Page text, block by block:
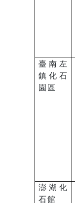
臺南左
鎮化石
園區
澎湖化
石館